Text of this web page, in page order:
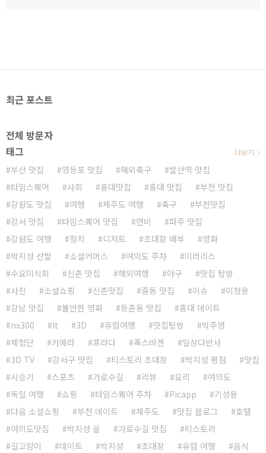
최근 포스트
전체 방문자
태그
부산 맛집 영등포 맛집 해외축구
발산역 맛집
타임스퀘어
사회 홍대맛집 홍대 맛집
부천 맛집
강원도 맛집
여행 제주도 여행 축구
부천맛집
강서 맛집
타임스퀘어 맛집 연비
파주 맛집
강원도 여행
정치 디저트 초대장 배부
영화
박지성 선발
소셜커머스 여의도 주차
미러리스
수요미식회
신촌 맛집 해외여행 야구
맛집 탐방
사진
소셜쇼핑 신촌맛집 중동 맛집 이슈
이청용
강남 맛집
볼만한 영화 등촌동 맛집
홍대 데이트
nx300
It 3D 유럽여행 맛집탐방
박주영
체험단
카메라 프라다 폭스바겐
일상다반사
3D TV
강서구 맛집 티스토리 초대장 박지성 평점
맛집
시승기
스포츠 가로수길 리뷰 요리
여의도
독일 여행
쇼핑 타임스퀘어 주차 Picapp
기성용
다음 소셜쇼핑
부천 데이트 제주도 맛집 블로그
호텔
여의도맛집
박지성 골 가로수길 맛집
티스토리
길고양이
데이트 박지성 초대장 유럽 여행
음식
더보기